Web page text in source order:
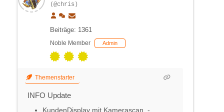
(@chris)
Beiträge: 1361
Noble Member Admin
Themenstarter
INFO Update
KundenDisplay mit Kamerascan -